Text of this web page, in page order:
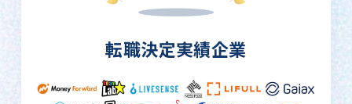
転職決定実績企業